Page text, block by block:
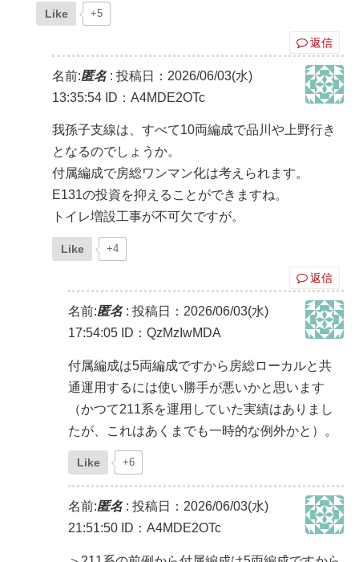
Like +5
返信
名前:匿名: 投稿日：2026/06/03(水)
13:35:54 ID：A4MDE2OTc
我孫子支線は、すべて10両編成で品川や上野行き
となるのでしょうか。
付属編成で房総ワンマン化は考えられます。
E131の投資を抑えることができますね。
トイレ増設工事が不可欠ですが。
Like +4
返信
名前:匿名: 投稿日：2026/06/03(水)
17:54:05 ID：QzMzIwMDA
付属編成は5両編成ですから房総ローカルと共
通運用するには使い勝手が悪いかと思います
（かつて211系を運用していた実績はありまし
たが、これはあくまでも一時的な例外かと）。
Like +6
名前:匿名: 投稿日：2026/06/03(水)
21:51:50 ID：A4MDE2OTc